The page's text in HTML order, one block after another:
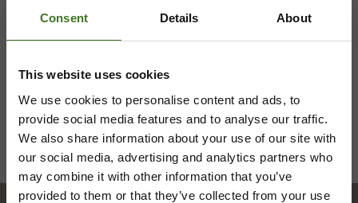
Consent Details About
This website uses cookies
We use cookies to personalise content and ads, to
provide social media features and to analyse our traffic.
We also share information about your use of our site with
our social media, advertising and analytics partners who
may combine it with other information that you’ve
provided to them or that they’ve collected from your use